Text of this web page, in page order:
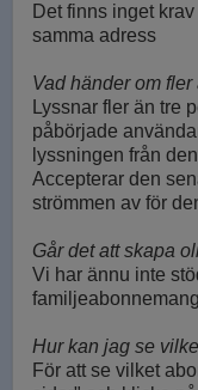
Det finns inget
samma adress
Vad händer om
Lyssnar fler än tre
påbörjade
lyssningen från
Accepterar den
strömmen av för
Går det att skapa
Vi har ännu inte
Hur kan jag se
För att se vilket